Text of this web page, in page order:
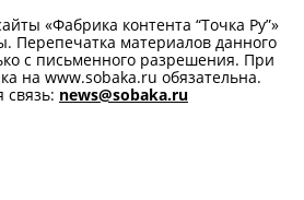
«Фабрика контента “Точка Ру”»
Перепечатка материалов данного
с письменного разрешения. При
на www.sobaka.ru обязательна.